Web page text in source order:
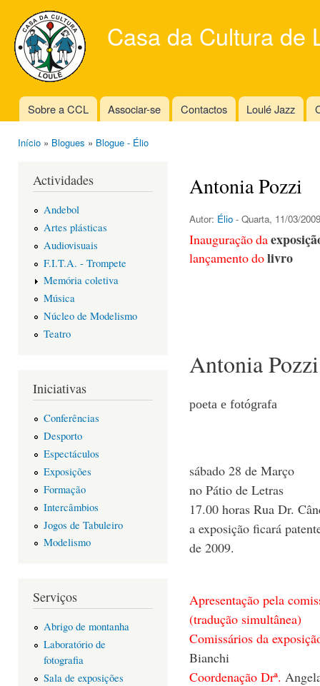
Casa da Cultura de
Main menu
Sobre a CCL Associar-se Contactos Loulé Jazz
Início » Blogues » Blogue - Élio
Actividades
Andebol
Artes plásticas
Audiovisuais
F.I.T.A. - Trompete
Memória coletiva
Música
Núcleo de Modelismo
Teatro
Iniciativas
Conferências
Desporto
Espectáculos
Exposições
Formação
Intercâmbios
Jogos de Tabuleiro
Modelismo
Serviços
Abrigo de montanha
Laboratório de
fotografia
Sala de exposições
Antonia Pozzi
Autor: Élio - Quarta, 11/03/
Inauguração da
lançamento dolivro
Antonia Pozzi
poeta e fotógrafa
sábado 28 de Março
no Pátio de Letras
17.00 horas Rua Dr.
a exposição ficará
de 2009.
Apresentação pela
(tradução simultânea)
Comissários da
Bianchi
Coordenação Drª.